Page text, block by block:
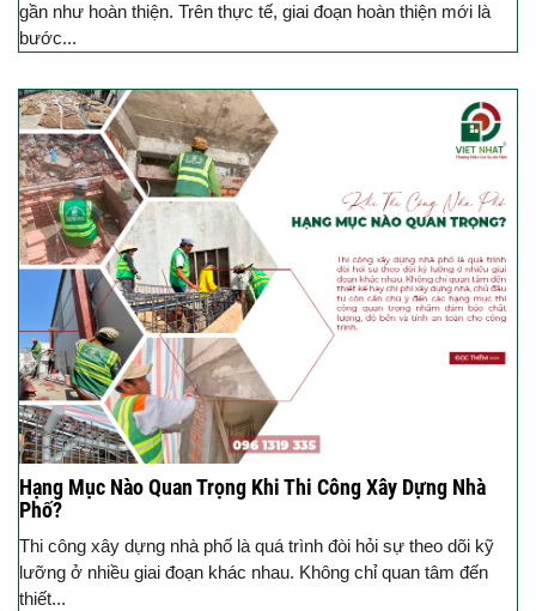
gần như hoàn thiện. Trên thực tế, giai đoạn hoàn thiện mới là
bước...
Hạng Mục Nào Quan Trọng Khi Thi Công Xây Dựng Nhà
Phố?
Thi công xây dựng nhà phố là quá trình đòi hỏi sự theo dõi kỹ
lưỡng ở nhiều giai đoạn khác nhau. Không chỉ quan tâm đến
thiết...